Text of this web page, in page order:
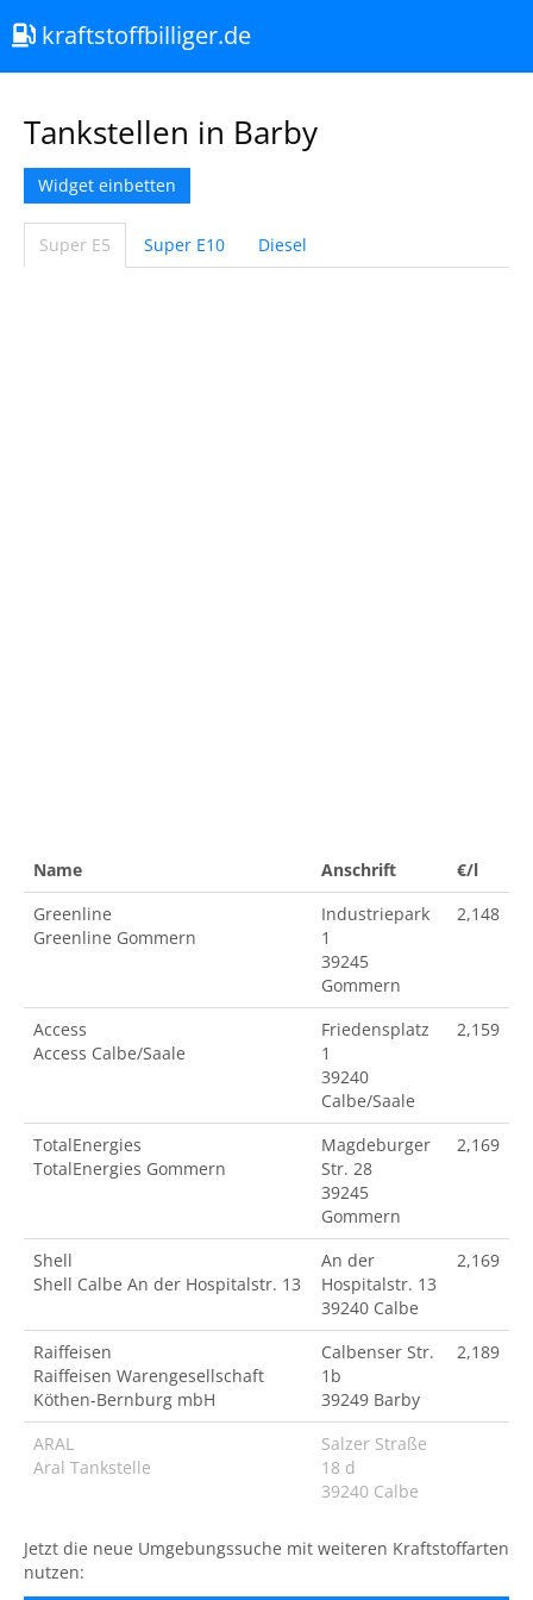
kraftstoffbilliger.de
Tankstellen in Barby
Widget einbetten
Super E5 Super E10 Diesel
Name Anschrift
€/l
Greenline
Greenline Gommern
Industriepark
1
39245
Gommern
2,148
Access
Access Calbe/Saale
Friedensplatz
1
39240
Calbe/Saale
2,159
TotalEnergies
TotalEnergies Gommern
Magdeburger
Str. 28
39245
Gommern
2,169
Shell
Shell Calbe An der Hospitalstr. 13
An der
Hospitalstr. 13
39240 Calbe
2,169
Raiffeisen
Raiffeisen Warengesellschaft
Köthen-Bernburg mbH
Calbenser Str.
1b
39249 Barby
2,189
ARAL
Aral Tankstelle
Salzer Straße
18 d
39240 Calbe
Jetzt die neue Umgebungssuche mit weiteren Kraftstoffarten
nutzen: